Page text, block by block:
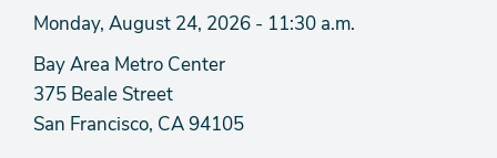
Monday, August 24, 2026 - 11:30 a.m.
Bay Area Metro Center
375 Beale Street
San Francisco, CA 94105